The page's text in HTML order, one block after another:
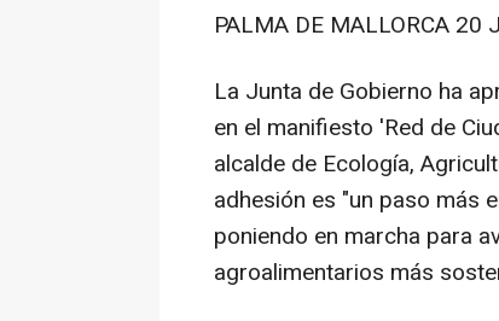
PALMA DE MALLORCA 20
La Junta de Gobierno ha
en el manifiesto 'Red de
alcalde de Ecología,
adhesión es "un paso más
poniendo en marcha para
agroalimentarios más